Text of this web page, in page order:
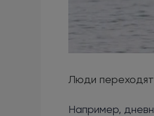
Люди
Например,